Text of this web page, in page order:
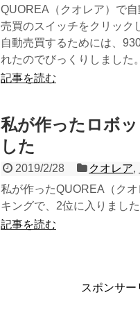
QUOREA（クオレア）で
売買のスイッチをクリック
自動売買するためには、
れたのでびっくりしました。
記事を読む
私が作ったロボ
した
2019/2/28 クオレア,
私が作ったQUOREA（ク
キングで、2位に入りました
記事を読む
スポンサー